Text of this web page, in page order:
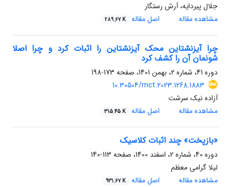
جلال پیردایه، آرش رستگار
مشاهده مقاله
اصل مقاله 289.67 K
چرا آیزنشتاین محک آیزنشتاین را اثبات کرد و چرا اصلا
شونمان آن ‌را کشف کرد
دوره 41، شماره 2، بهمن 1401، صفحه
173-198
10.30504/mct.2023.1268.1883
آزاده نیک سرشت
مشاهده مقاله
اصل مقاله 315.45 K
«بازپخت» چند اثبات کلاسیک
دوره 40، شماره 2، اسفند 1400، صفحه
113-140
لیلا گرامی معظم
مشاهده مقاله
اصل مقاله 931.67 K